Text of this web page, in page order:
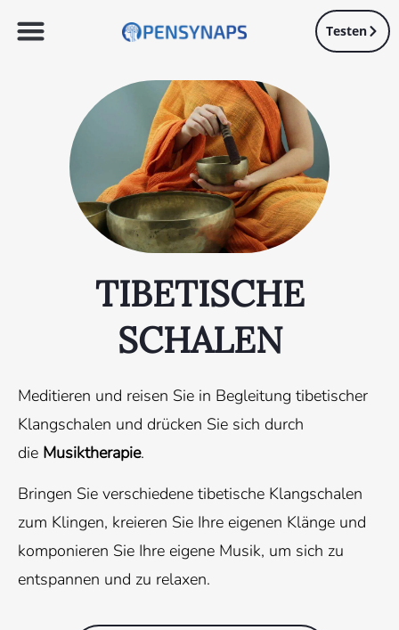
Testen
TIBETISCHE
SCHALEN
Meditieren und reisen Sie in Begleitung tibetischer
Klangschalen und drücken Sie sich durch
die Musiktherapie.
Bringen Sie verschiedene tibetische Klangschalen
zum Klingen, kreieren Sie Ihre eigenen Klänge und
komponieren Sie Ihre eigene Musik, um sich zu
entspannen und zu relaxen.